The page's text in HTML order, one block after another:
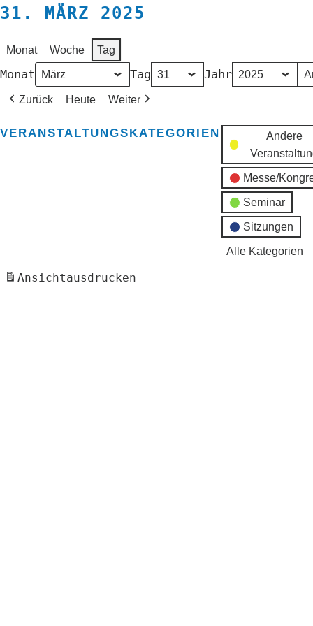
31. MÄRZ 2025
Monat Woche Tag
Monat Tag Jahr
Zurück Heute Weiter
VERANSTALTUNGSKATEGORIEN
Andere
Messe/
Seminar
Sitzungen
Alle Kategorien
Ansichtausdrucken